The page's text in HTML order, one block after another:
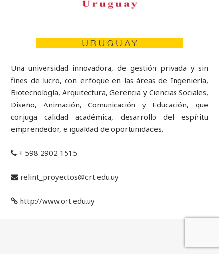
Una universidad innovadora, de gestión privada y sin
fines de lucro, con enfoque en las áreas de Ingeniería,
Biotecnología, Arquitectura, Gerencia y Ciencias Sociales,
Diseño, Animación, Comunicación y Educación, que
conjuga calidad académica, desarrollo del espíritu
emprendedor, e igualdad de oportunidades.
+ 598 2902 1515
relint_proyectos@ort.edu.uy
http://www.ort.edu.uy